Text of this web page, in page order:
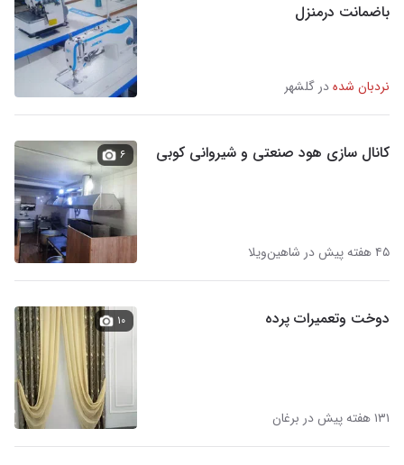
باضمانت درمنزل
نردبان شدهدر گلشهر
کانال سازی هود صنعتی و شیروانی کوبی
۴۵ هفته پیش در شاهین‌ویلا
۶
دوخت وتعمیرات پرده
۱۳۱ هفته پیش در برغان
۱۰